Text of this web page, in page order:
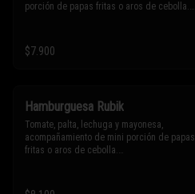
porción de papas fritas o aros de cebolla.
Sólo puedes solicitar eliminar un
ingrediente.
$7.900
Hamburguesa Rubik
Tomate, palta, lechuga y mayonesa,
acompañamiento de mini porción de papas
fritas o aros de cebolla.
* Los ingredientes no son intercambiables.